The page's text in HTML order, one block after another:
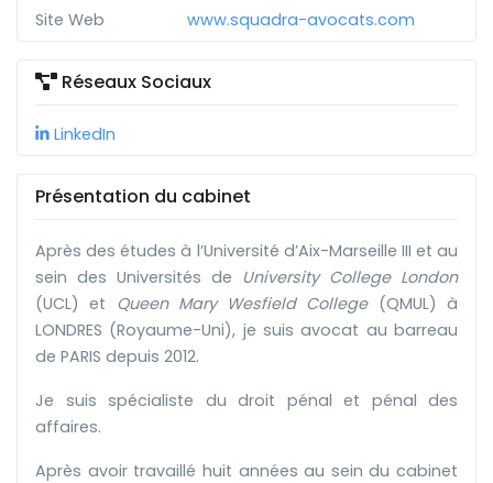
Site Web
www.squadra-avocats.com
Réseaux Sociaux
LinkedIn
Présentation du cabinet
Après des études à l’Université d’Aix-Marseille III et au
sein des Universités de University College London
(UCL) et Queen Mary Wesfield College(QMUL) à
LONDRES (Royaume-Uni), je suis avocat au barreau
de PARIS depuis 2012.
Je suis spécialiste du droit pénal et pénal des
affaires.
Après avoir travaillé huit années au sein du cabinet